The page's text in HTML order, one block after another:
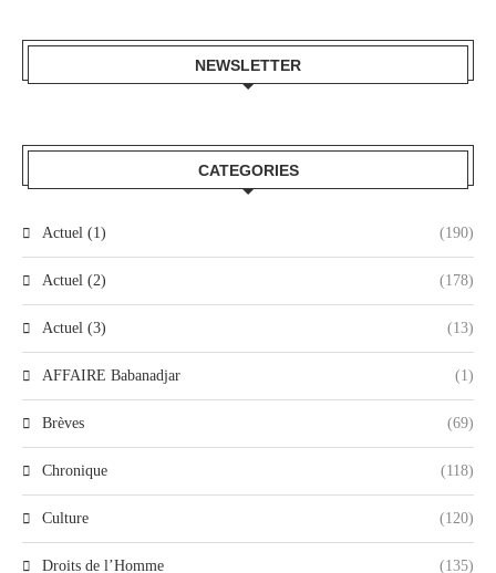
NEWSLETTER
CATEGORIES
Actuel (1) (190)
Actuel (2) (178)
Actuel (3) (13)
AFFAIRE Babanadjar (1)
Brèves (69)
Chronique (118)
Culture (120)
Droits de l’Homme (135)